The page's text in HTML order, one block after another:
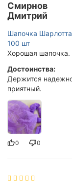
Смирнов
Дмитрий
Шапочка
100 шт
Хорошая шапочка.
Достоинства:
Держится
приятный.
0 0